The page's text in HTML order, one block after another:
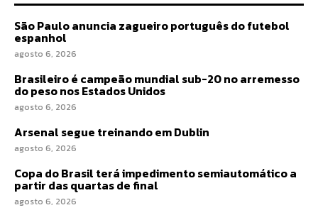
São Paulo anuncia zagueiro português do futebol
espanhol
agosto 6, 2026
Brasileiro é campeão mundial sub-20 no arremesso
do peso nos Estados Unidos
agosto 6, 2026
Arsenal segue treinando em Dublin
agosto 6, 2026
Copa do Brasil terá impedimento semiautomático a
partir das quartas de final
agosto 6, 2026